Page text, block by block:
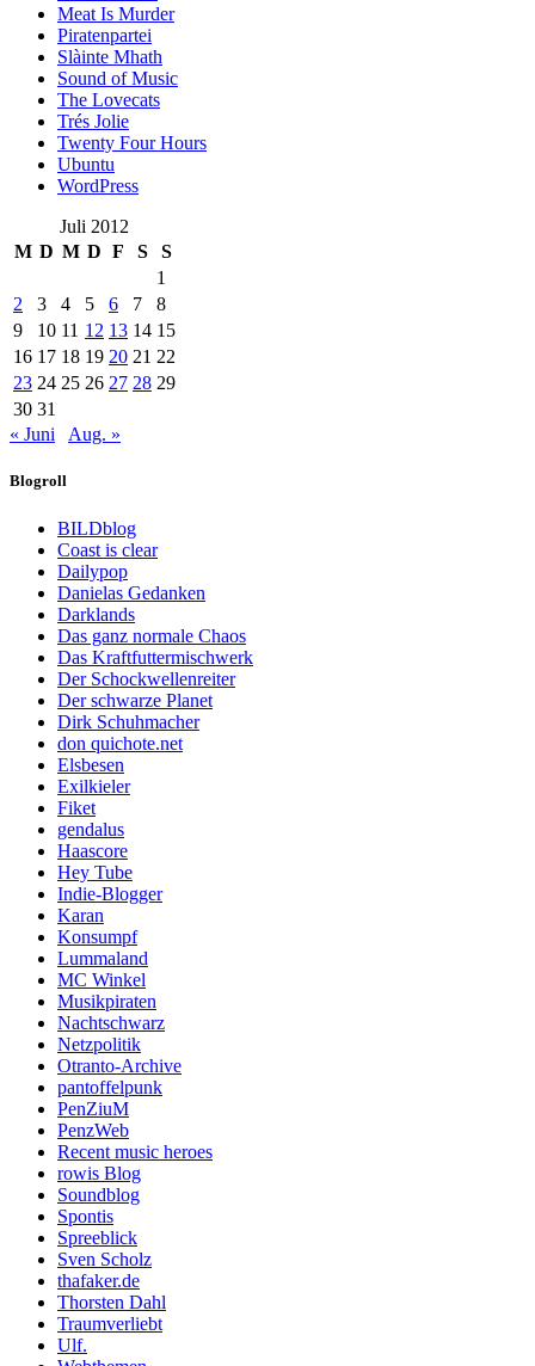
Meat Is Murder
Piratenpartei
Slàinte Mhath
Sound of Music
The Lovecats
Trés Jolie
Twenty Four Hours
Ubuntu
WordPress
Juli 2012
M D M D F S
S
1
2
3 4 5 6 7
8
9
10 11 12 13 14 15
16 17 18 19 20 21 22
23 24 25 26 27 28 29
30 31
« Juni
Aug. »
Blogroll
BILDblog
Coast is clear
Dailypop
Danielas Gedanken
Darklands
Das ganz normale Chaos
Das Kraftfuttermischwerk
Der Schockwellenreiter
Der schwarze Planet
Dirk Schuhmacher
don quichote.net
Elsbesen
Exilkieler
Fiket
gendalus
Haascore
Hey Tube
Indie-Blogger
Karan
Konsumpf
Lummaland
MC Winkel
Musikpiraten
Nachtschwarz
Netzpolitik
Otranto-Archive
pantoffelpunk
PenZiuM
PenzWeb
Recent music heroes
rowis Blog
Soundblog
Spontis
Spreeblick
Sven Scholz
thafaker.de
Thorsten Dahl
Traumverliebt
Ulf.